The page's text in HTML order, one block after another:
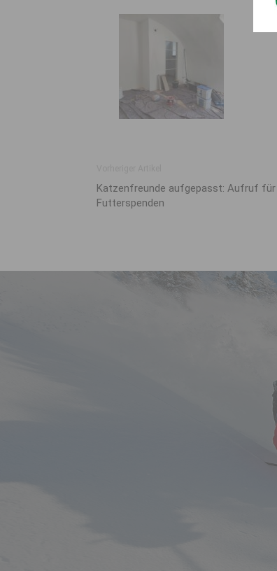
Katzenfreunde aufgepasst: Aufruf für
Futterspenden